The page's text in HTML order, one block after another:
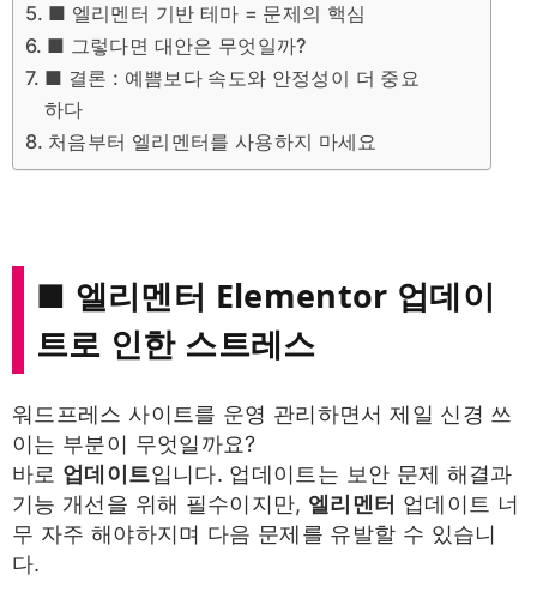
■ 엘리멘터 기반 테마 = 문제의 핵심
■ 그렇다면 대안은 무엇일까?
■ 결론 : 예쁨보다 속도와 안정성이 더 중요
하다
처음부터 엘리멘터를 사용하지 마세요
■ 엘리멘터 Elementor 업데이
트로 인한 스트레스
워드프레스 사이트를 운영 관리하면서 제일 신경 쓰
이는 부분이 무엇일까요?
바로 업데이트입니다. 업데이트는 보안 문제 해결과
기능 개선을 위해 필수이지만, 엘리멘터 업데이트 너
무 자주 해야하지며 다음 문제를 유발할 수 있습니
다.